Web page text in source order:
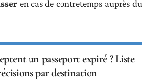
en cas de contretemps auprès du
un passeport expiré ? Liste
par destination